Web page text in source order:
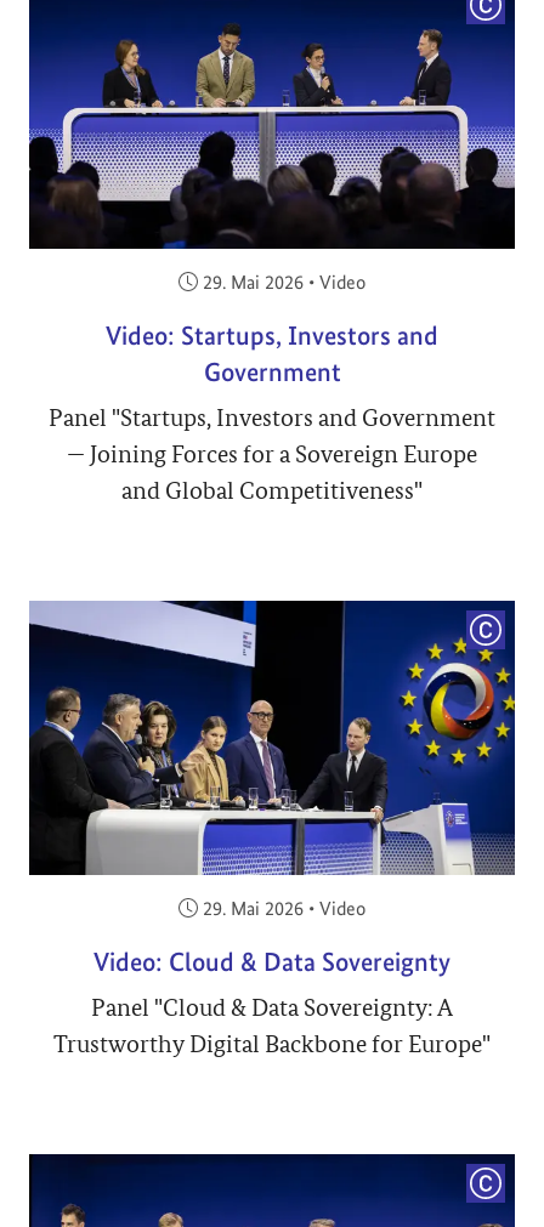
Veröffentlicht am:
29. Mai 2026 • Video
Video: Startups, Investors and
Government
Panel "Startups, Investors and Government
— Joining Forces for a Sovereign Europe
and Global Competitiveness"
Veröffentlicht am:
29. Mai 2026 • Video
Video: Cloud & Data Sovereignty
Panel "Cloud & Data Sovereignty: A
Trustworthy Digital Backbone for Europe"